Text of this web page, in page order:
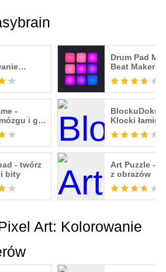
Drum Pad
Beat Maker
-
i gry
BlockuDoku -
Klocki
- twórz
i bity
Art Puzzle –
z obrazów
Art: Kolorowanie